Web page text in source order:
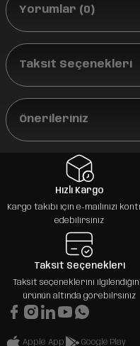
Yorumlar (0)
Taksit Seçenekleri
Önerileriniz
Hızlı Kargo
Kargo takibi için e-mailinizi
edebilirsiniz
Taksit Seçenekleri
Taksit seçeneklerini
ürünün altında görebilrsiniz
Apple App Google Play